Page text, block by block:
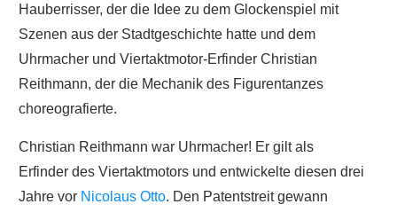
Hauberrisser, der die Idee zu dem Glockenspiel mit
Szenen aus der Stadtgeschichte hatte und dem
Uhrmacher und Viertaktmotor-Erfinder Christian
Reithmann, der die Mechanik des Figurentanzes
choreografierte.
Christian Reithmann war Uhrmacher! Er gilt als
Erfinder des Viertaktmotors und entwickelte diesen drei
Jahre vor Nicolaus Otto. Den Patentstreit gewann